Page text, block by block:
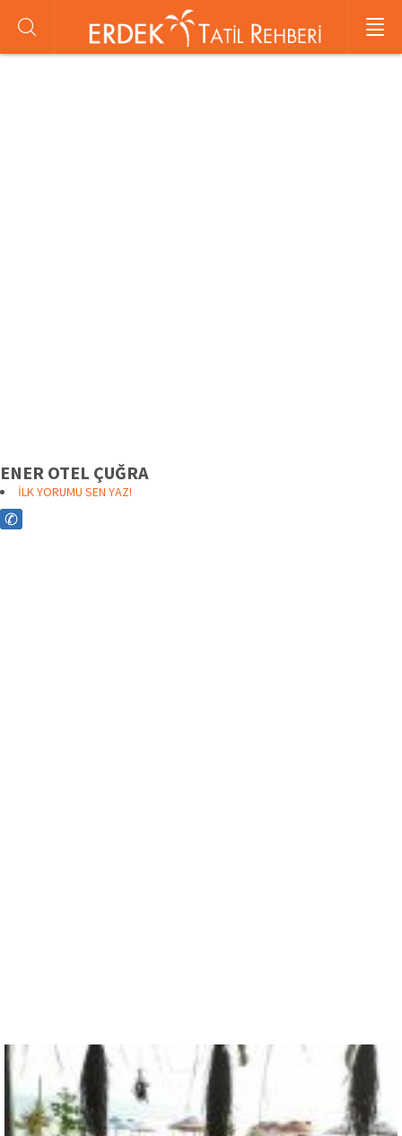
ENER OTEL ÇUĞRA
İLK YORUMU SEN YAZ!
✆